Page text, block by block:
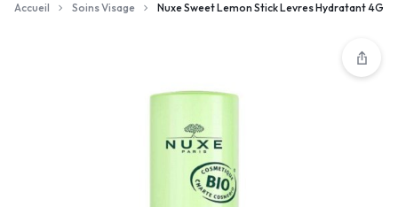
Accueil Soins Visage Nuxe Sweet Lemon Stick Levres Hydratant 4G